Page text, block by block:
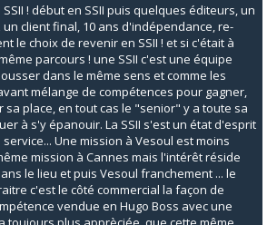
! début en SSII puis quelques éditeurs, un
client final, 10 ans d'indépendance, re-
le choix de revenir en SSII ! et si c'était à
parcours ! une SSII c'est une équipe
dans le même sens et comme les
mélange de compétences pour gagner,
sa place, en tout cas le "senior" y a toute sa
à s'y épanouir. La SSII s'est un état d'esprit
Une mission à Vesoul est moins
mission à Cannes mais l'intérêt réside
le lieu et puis Vesoul franchement ... le
c'est le côté commercial la façon de
vendue en Hugo Boss avec une